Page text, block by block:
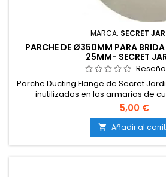
MARCA: SECRET
PARCHE DE Ø350MM PARA
25MM- SECRET
Parche Ducting Flange de Secret
inutilizados en los armarios de
fabricante. Tiene un diámetro de
interior de material
5,00 €
 Añadir al